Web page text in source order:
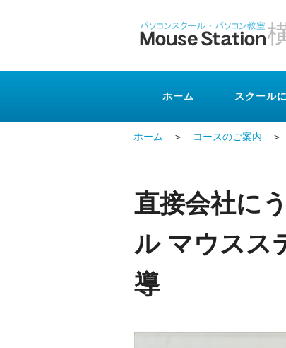
ホーム スクール
ホーム ＞ コースのご案内 ＞
直接会社に
ル マウスス
導